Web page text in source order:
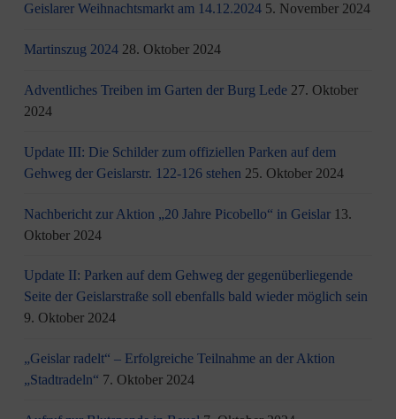
Geislarer Weihnachtsmarkt am 14.12.2024 5. November 2024
Martinszug 2024 28. Oktober 2024
Adventliches Treiben im Garten der Burg Lede 27. Oktober
2024
Update III: Die Schilder zum offiziellen Parken auf dem
Gehweg der Geislarstr. 122-126 stehen 25. Oktober 2024
Nachbericht zur Aktion „20 Jahre Picobello“ in Geislar 13.
Oktober 2024
Update II: Parken auf dem Gehweg der gegenüberliegende
Seite der Geislarstraße soll ebenfalls bald wieder möglich sein
9. Oktober 2024
„Geislar radelt“ – Erfolgreiche Teilnahme an der Aktion
„Stadtradeln“ 7. Oktober 2024